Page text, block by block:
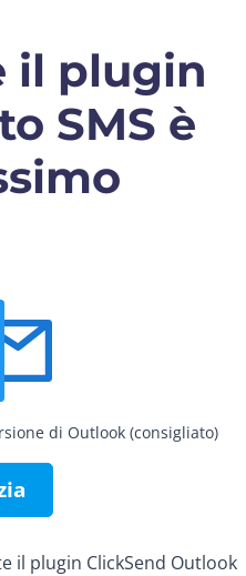
il plugin
SMS è
di Outlook (consigliato)
il plugin ClickSend Outlook